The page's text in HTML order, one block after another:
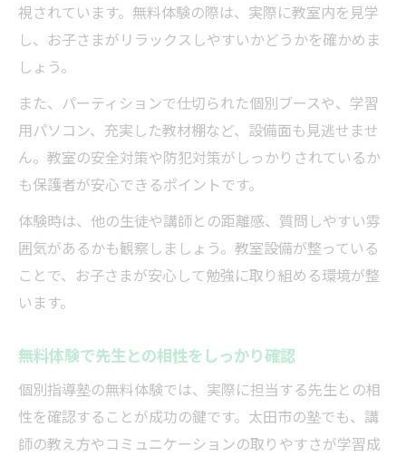
視されています。無料体験の際は、実際に教室内を見学
し、お子さまがリラックスしやすいかどうかを確かめま
しょう。
また、パーティションで仕切られた個別ブースや、学習
用パソコン、充実した教材棚など、設備面も見逃せませ
ん。教室の安全対策や防犯対策がしっかりされているか
も保護者が安心できるポイントです。
体験時は、他の生徒や講師との距離感、質問しやすい雰
囲気があるかも観察しましょう。教室設備が整っている
ことで、お子さまが安心して勉強に取り組める環境が整
います。
無料体験で先生との相性をしっかり確認
個別指導塾の無料体験では、実際に担当する先生との相
性を確認することが成功の鍵です。太田市の塾でも、講
師の教え方やコミュニケーションの取りやすさが学習成